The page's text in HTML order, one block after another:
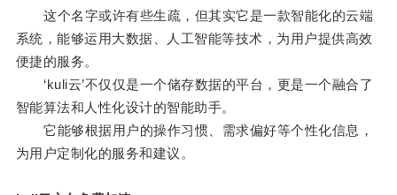
这个名字或许有些生疏，但其实它是一款智能化的云端
系统，能够运用大数据、人工智能等技术，为用户提供高效
便捷的服务。
‘kuli云’不仅仅是一个储存数据的平台，更是一个融合了
智能算法和人性化设计的智能助手。
它能够根据用户的操作习惯、需求偏好等个性化信息，
为用户定制化的服务和建议。